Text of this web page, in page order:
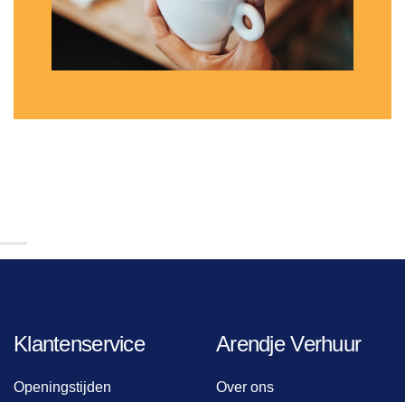
Klantenservice
Openingstijden
Arendje Verhuur
Over ons